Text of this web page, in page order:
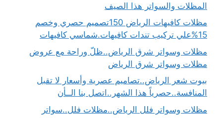
المظلات والسواتر هذا الصيف
مظلات كافيهات الرياض 150تصميم حصري وخصم
15%علي تركيب تندات كافيهات.شماسي كافيهات
مظلات وسواتر شرق الرياض..ظلّ وراحة مع عروض
مظلات وسواتر شرق الرياض
بيوت شعر الرياض..تصاميم عصرية وأسعار لا تقبل
المنافسة..حصرياً هذا الشهر..اتصل بنا الــأن
مظلات وسواتر فلل الرياض..مظلات فلل..سواتر